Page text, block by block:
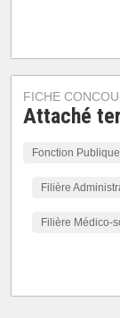
FICHE
Attaché
Fonction
Filière
Filière Médico-